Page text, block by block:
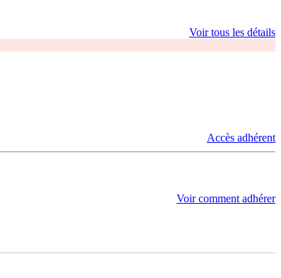
Voir tous les détails
Accès adhérent
Voir comment adhérer